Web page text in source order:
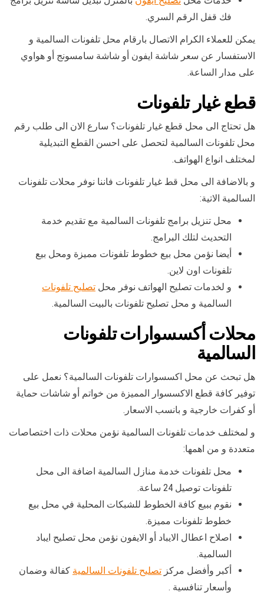
فك قفل الرقم السري.
يمكن للعملاء الكرام الاتصال بارقام محل تلفونات السالمية و
الاستفسار عن سعر شاشة ايفون أو شاشة سامسونج أو هواوي
على مدار الساعة.
قطع غيار تلفونات
هل تحتاج الى محل قطع غيار تلفونات؟ سارع الان الى طلب رقم
محل تلفونات السالمية لتحصل على احسن القطع التبديلية
لمختلف انواع الهواتف.
و بالاضافة الى محل قط غيار تلفونات فاننا نوفر محلات تلفونات
السالمية الاتية:
محل تنزيل برامج تلفونات السالمية مع تقديم خدمة
التحديث لتلك البرامج.
أيضا نؤمن محل بيع خطوط تلفونات مميزة ومحل بيع
تلفونات اون لاين.
و لخدمات تصليح الهواتف نوفر محل تصليح تلفونات
السالمية و محل تصليح تلفونات بالبيت السالمية.
محلات أكسسوارات تلفونات
السالمية
هل تبحث عن محل اكسسوارات تلفونات السالمية؟ نعمل على
توفير كافة قطع الاكسسوار المميزة من خواتم أو شاشات حماية
أو كفرات خارجية و بانسب الاسعار.
و لمختلف خدمات تلفونات السالمية نؤمن محلات ذات اختصاصات
متعددة و من اهمها:
محل تلفونات خدمة منازل السالمية اضافة الى محل
تلفونات توصيل 24 ساعة.
نقوم ببيع كافة الخطوط للشبكات المحلية في محل بيع
خطوط تلفونات مميزة.
اصلاح اعطال الايباد أو الايفون نؤمن محل تصليح ايباد
السالمية.
أكبر وأفضل مركز تصليح تلفونات السالمية كفالة وضمان
وأسعار تنافسية .